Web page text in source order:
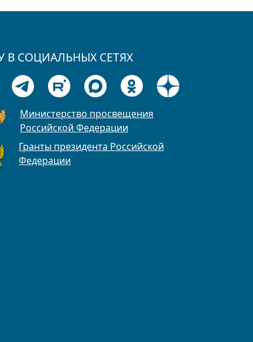
В СОЦИАЛЬНЫХ СЕТЯХ
Министерство просвещения
Российской Федерации
Гранты президента Российской
Федерации